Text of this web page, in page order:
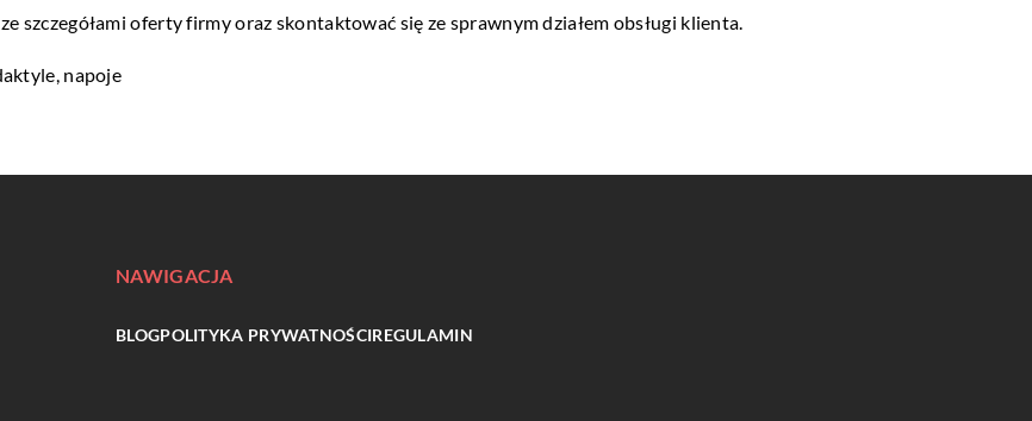
szczegółami oferty firmy oraz skontaktować się ze sprawnym działem obsługi klienta.
, napoje
NAWIGACJA
BLOGPOLITYKA PRYWATNOŚCIREGULAMIN